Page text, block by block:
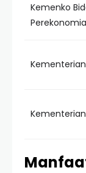
Kemenko
Kementerian
Kementerian